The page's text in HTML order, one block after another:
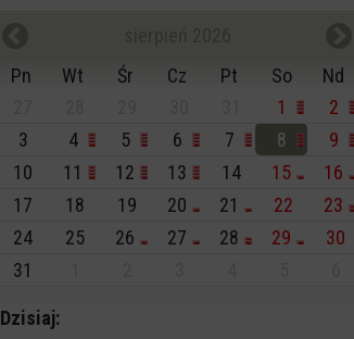
Pn
Wt Śr Cz Pt So
Nd
1
2
3
4 5 6 7 8
9
10
11 12 13 14 15
16
17
18 19 20 21 22
23
24
25 26 27 28 29
30
31
Dzisiaj: